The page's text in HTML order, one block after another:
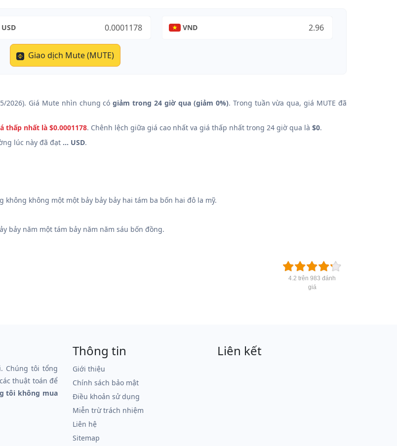
USD VND
Giao dịch Mute (MUTE)
2026). Giá Mute nhìn chung cógiảm trong 24 giờ qua (giảm 0%). Trong tuần vừa qua, giá MUTE đã
thấp nhất là $0.0001178. Chênh lệch giữa giá cao nhất va giá thấp nhất trong 24 giờ qua là $0.
lúc này đã đạt ... USD.
không không một một bảy bảy bảy hai tám ba bốn hai đô la mỹ.
bảy năm một tám bảy năm năm sáu bốn đồng.
4.2 trên 983 đánh
giá
Chúng tôi tổng
thuật toán để
tôi không mua
Thông tin
Giới thiệu
Chính sách bảo mật
Điều khoản sử dụng
Miễn trừ trách nhiệm
Liên hệ
Sitemap
Liên kết